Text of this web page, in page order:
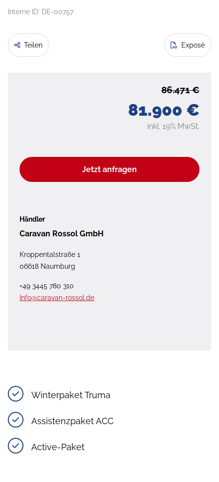
Interne ID: DE-00757
Teilen Exposé
81.900 €
86.471 €
inkl. 19% MwSt.
Jetzt anfragen
Händler
Caravan Rossol GmbH
Kroppentalstraße 1
06618 Naumburg
+49 3445 780 310
Info@caravan-rossol.de
Winterpaket Truma
Assistenzpaket ACC
Active-Paket